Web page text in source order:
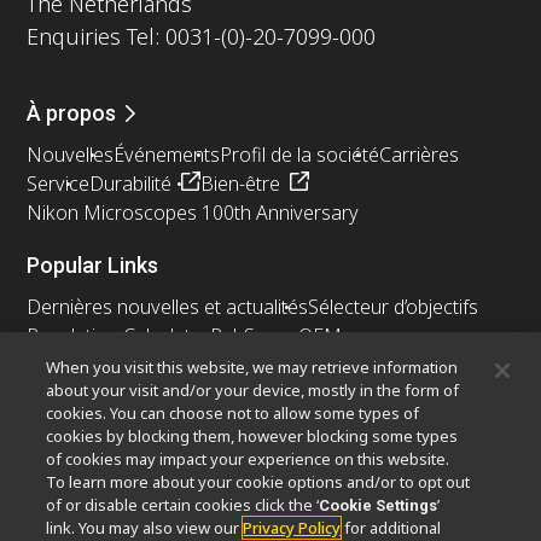
Enquiries Tel: 0031-(0)-20-7099-000
À propos
NouvellesÉvénementsProfil de la sociétéCarrières
ServiceDurabilité
Bien-être
Nikon Microscopes 100th Anniversary
Popular Links
Dernières nouvelles et actualitésSélecteur d’objectifs
Resolution Calculator PubScope OEM
Nikon Small World
MicroscopyU
Autres Produits Nikon
Produits d'imagerie
Microscopie industrielle et métrologie
Systèmes de lithographie à semi-conducteurs
When you visit this website, we may retrieve information
about your visit and/or your device, mostly in the form of
cookies. You can choose not to allow some types of
cookies by blocking them, however blocking some types
of cookies may impact your experience on this website.
To learn more about your cookie options and/or to opt out
of or disable certain cookies click the ‘Cookie Settings’
link. You may also view ourPrivacy Policyfor additional